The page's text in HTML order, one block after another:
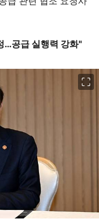
…공급 실행력 강화"